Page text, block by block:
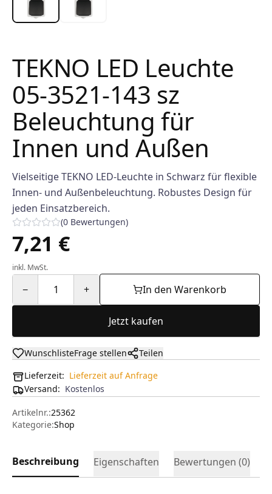
TEKNO LED Leuchte
05-3521-143 sz
Beleuchtung für
Innen und Außen
Vielseitige TEKNO LED-Leuchte in Schwarz für flexible
Innen- und Außenbeleuchtung. Robustes Design für
jeden Einsatzbereich.
(0 Bewertungen)
7,21 €
inkl. MwSt.
− 1 + In den Warenkorb
Jetzt kaufen
WunschlisteFrage stellen
Teilen
Lieferzeit: Lieferzeit auf Anfrage
Versand: Kostenlos
Artikelnr.:25362
Kategorie:Shop
Beschreibung Eigenschaften Bewertungen (0)